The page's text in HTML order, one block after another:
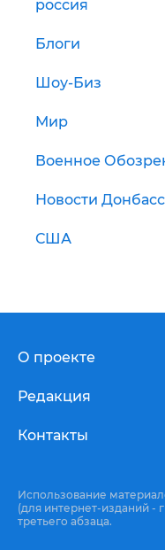
россия
Блоги
Шоу-Биз
Мир
Военное
Новости
США
О проекте
Редакция
Контакты
Использование
(для интернет-изданий -
третьего абзаца.